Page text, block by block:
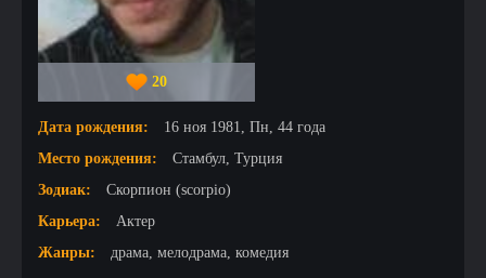
20
Дата рождения:
16 ноя 1981, Пн, 44 года
Место рождения:
Стамбул, Турция
Зодиак:
Скорпион (scorpio)
Карьера:
Актер
Жанры:
драма, мелодрама, комедия